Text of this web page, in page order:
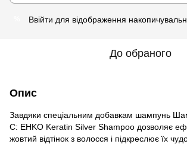
Ввійти для відображення
До обраного
Опис
Завдяки спеціальним добавкам шампунь
C: EHKO Keratin Silver Shampoo дозволяє
жовтий відтінок з волосся і підкреслює їх